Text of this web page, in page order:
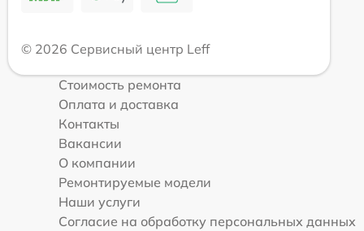
© 2026 Сервисный центр Leff
Стоимость ремонта
Оплата и доставка
Контакты
Вакансии
О компании
Ремонтируемые модели
Наши услуги
Согласие на обработку персональных данных